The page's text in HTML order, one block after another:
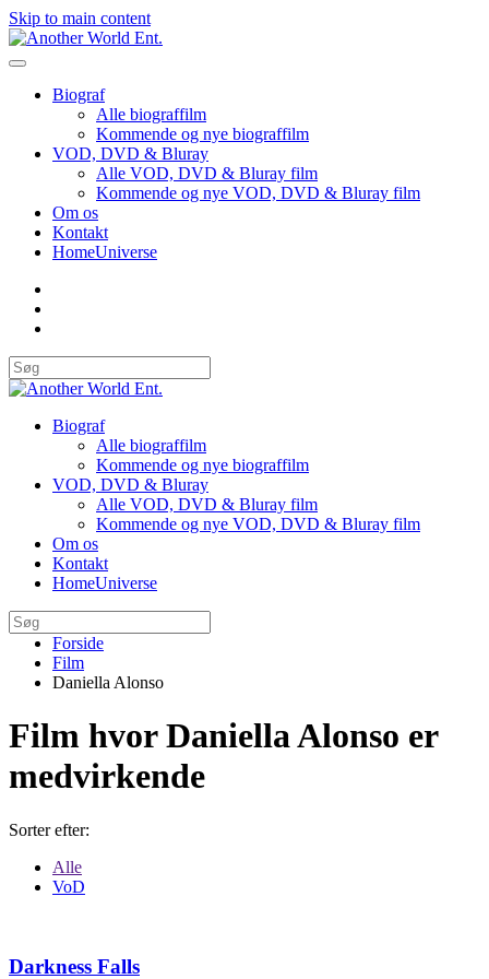
Skip to main content
Biograf
Alle biograffilm
Kommende og nye biograffilm
VOD, DVD & Bluray
Alle VOD, DVD & Bluray film
Kommende og nye VOD, DVD & Bluray film
Om os
Kontakt
HomeUniverse
Biograf
Alle biograffilm
Kommende og nye biograffilm
VOD, DVD & Bluray
Alle VOD, DVD & Bluray film
Kommende og nye VOD, DVD & Bluray film
Om os
Kontakt
HomeUniverse
Forside
Film
Daniella Alonso
Film hvor Daniella Alonso er
medvirkende
Sorter efter:
Alle
VoD
Darkness Falls